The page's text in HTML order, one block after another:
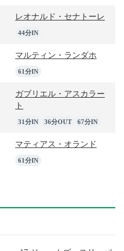
レオナルド・セナトーレ
44分IN
マルティン・ランダホ
61分IN
ガブリエル・アスカラー
ト
31分IN 36分OUT 67分IN
マティアス・オランド
61分IN